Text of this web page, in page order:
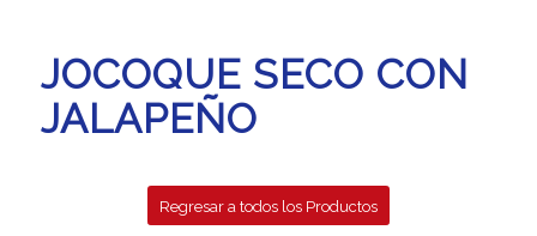
JOCOQUE SECO CON
JALAPEÑO
Regresar a todos los Productos